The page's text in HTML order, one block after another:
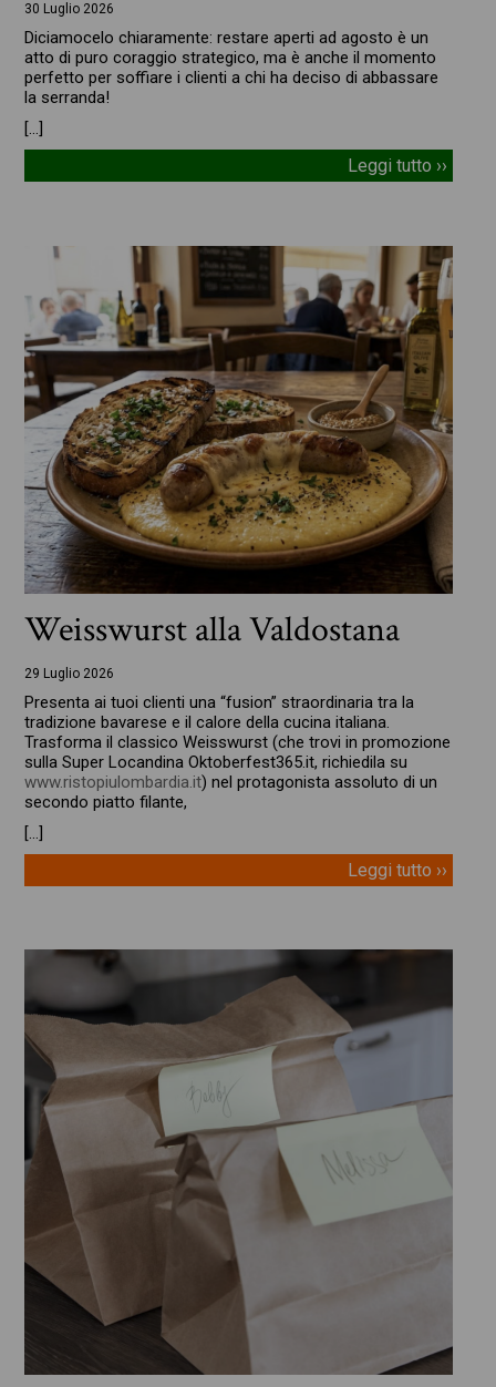
30 Luglio 2026
Diciamocelo chiaramente: restare aperti ad agosto è un
atto di puro coraggio strategico, ma è anche il momento
perfetto per soffiare i clienti a chi ha deciso di abbassare
la serranda!
[…]
Leggi tutto ››
Weisswurst alla Valdostana
29 Luglio 2026
Presenta ai tuoi clienti una “fusion” straordinaria tra la
tradizione bavarese e il calore della cucina italiana.
Trasforma il classico Weisswurst (che trovi in promozione
sulla Super Locandina Oktoberfest365.it, richiedila su
www.ristopiulombardia.it) nel protagonista assoluto di un
secondo piatto filante,
[…]
Leggi tutto ››